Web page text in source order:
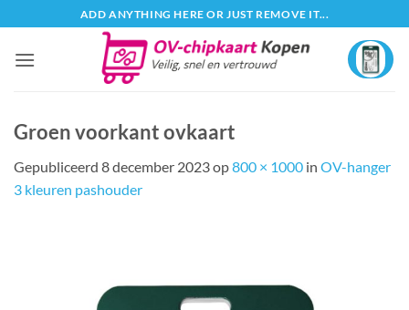
naar
inhoud
ADD ANYTHING HERE OR JUST REMOVE IT...
Groen voorkant ovkaart
Gepubliceerd 8 december 2023op800 × 1000 in OV-hanger
3 kleuren pashouder